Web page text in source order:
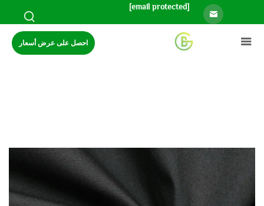
[email protected]
احصل على عرض أسعار